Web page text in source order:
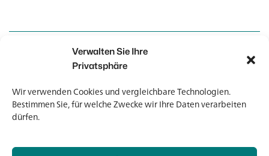
Verwalten Sie Ihre
Privatsphäre
Wir verwenden Cookies und vergleichbare Technologien.
Bestimmen Sie, für welche Zwecke wir Ihre Daten verarbeiten
dürfen.
Kontakt
Kontakt
Newsletter
Newsletter